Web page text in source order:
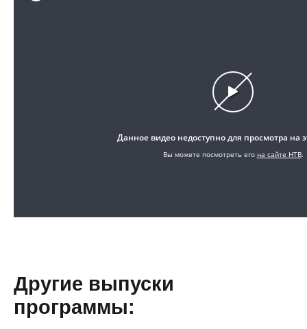
Другие выпуски
программы: